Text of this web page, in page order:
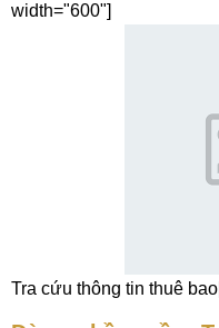
width="600"]
Tra cứu thông tin thuê